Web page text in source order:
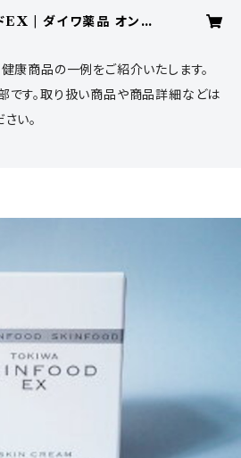
EX | ダイワ薬品 オンラ
康商品の一例をご紹介いたします。
です。取り扱い商品や商品詳細などは
い。